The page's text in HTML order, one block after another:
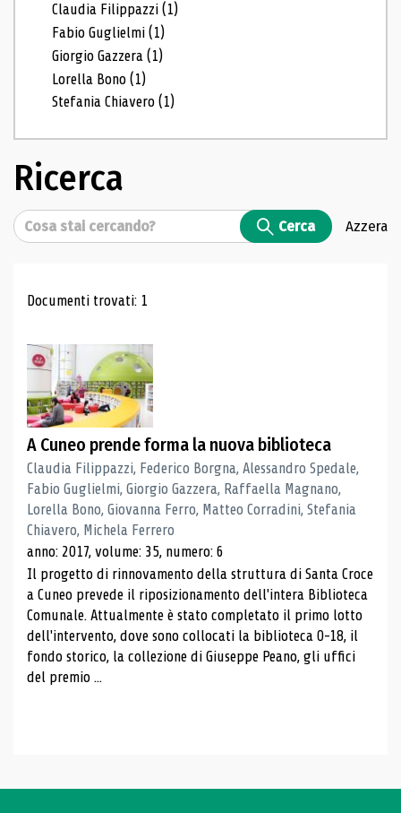
Claudia Filippazzi(1)
Fabio Guglielmi(1)
Giorgio Gazzera(1)
Lorella Bono(1)
Stefania Chiavero(1)
Ricerca
Cerca Cerca Azzera
Risultati di ricerca
Documenti trovati: 1
A Cuneo prende forma la nuova biblioteca
Claudia Filippazzi, Federico Borgna, Alessandro Spedale,
Fabio Guglielmi, Giorgio Gazzera, Raffaella Magnano,
Lorella Bono, Giovanna Ferro, Matteo Corradini, Stefania
Chiavero, Michela Ferrero
anno: 2017, volume: 35, numero: 6
Il progetto di rinnovamento della struttura di Santa Croce
a Cuneo prevede il riposizionamento dell'intera Biblioteca
Comunale. Attualmente è stato completato il primo lotto
dell'intervento, dove sono collocati la biblioteca 0-18, il
fondo storico, la collezione di Giuseppe Peano, gli uffici
del premio ...